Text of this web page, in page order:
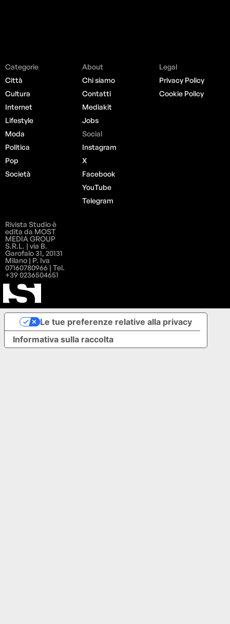
Categorie
Città
Cultura
Internet
Lifestyle
Moda
Politica
Pop
Società
About
Chi siamo
Contatti
Mediakit
Jobs
Social
Instagram
X
Facebook
YouTube
Telegram
Legal
Privacy Policy
Cookie Policy
Rivista Studio è
edita da MOST
MEDIA GROUP
S.R.L. | via B.
Garofalo 31, 20131
Milano | P. Iva
07160780966 | Tel.
+39 0236504651
Informativa sulla raccolta
Le tue preferenze relative alla privacy